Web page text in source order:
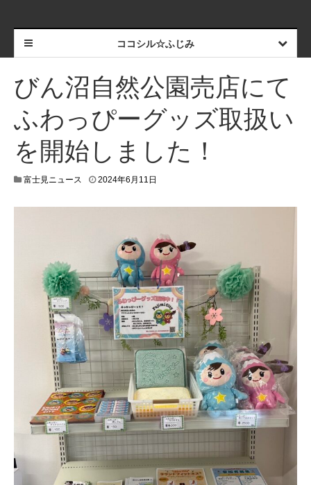
ココシル☆ふじみ
びん沼自然公園売店にて
ふわっぴーグッズ取扱い
を開始しました！
富士見ニュース 2024年6月11日